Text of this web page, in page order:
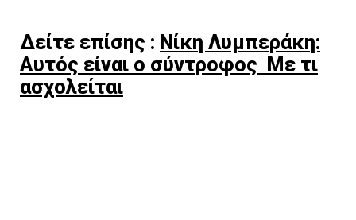
Δείτε επίσης : Νίκη Λυμπεράκη:
Αυτός είναι ο σύντροφος Με τι
ασχολείται